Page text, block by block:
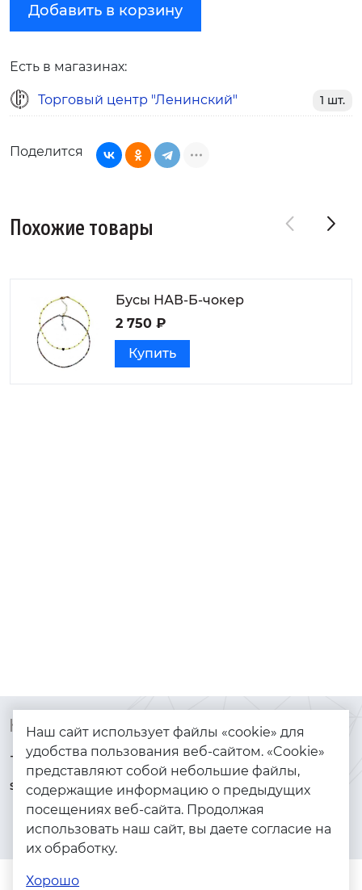
Добавить в корзину
Есть в магазинах:
Торговый центр "Ленинский" 1 шт.
Поделится
Похожие товары
Бусы НАВ-Б-чокер
2 750 ₽
Купить
Контакты
+7 (925) 144-64-73
serebryanyye.grani@mail.ru
Каталог
Браслеты
Золото
Серебро
Наш сайт использует файлы «cookie» для
удобства пользования веб-сайтом. «Cookie»
представляют собой небольшие файлы,
содержащие информацию о предыдущих
посещениях веб-сайта. Продолжая
использовать наш сайт, вы даете согласие на
их обработку.
Хорошо